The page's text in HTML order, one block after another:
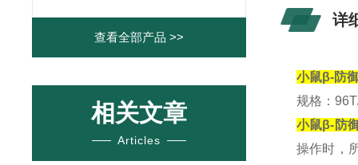
查看全部产品 >>
相关文章
Articles
详
小鼠β-防
规格：
小鼠β-防
操作时，